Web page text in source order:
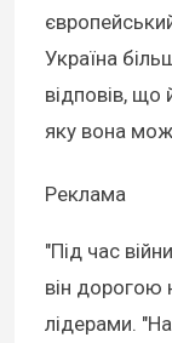
Україна
відповів, що
яку вона
Реклама
"Під час
він дорогою
лідерами.